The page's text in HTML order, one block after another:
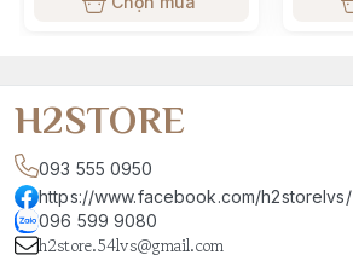
H2STORE
093 555 0950
https://www.facebook.com/h2storelvs/
096 599 9080
h2store.54lvs@gmail.com